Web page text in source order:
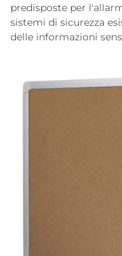
predisposte per
sistemi di sicurezza
delle informazioni